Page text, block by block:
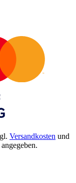
Versandkosten und